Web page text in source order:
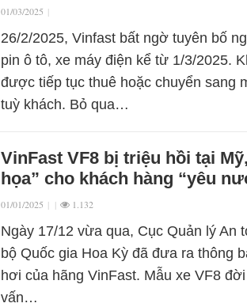
01/03/2025 |
26/2/2025, Vinfast bất ngờ tuyên bố
pin ô tô, xe máy điện kể từ 1/3/2025.
được tiếp tục thuê hoặc chuyển sang
tuỳ khách. Bỏ qua…
VinFast VF8 bị triệu hồi tại
họa” cho khách hàng “yêu
01/01/2025 | | 1.132
Ngày 17/12 vừa qua, Cục Quản lý An
bộ Quốc gia Hoa Kỳ đã đưa ra thông
hơi của hãng VinFast. Mẫu xe VF8
vấn…